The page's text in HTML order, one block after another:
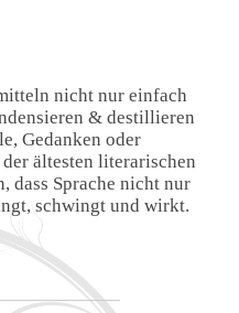
nicht nur einfach
& destillieren
Gedanken oder
ältesten literarischen
dass Sprache nicht nur
schwingt und wirkt.